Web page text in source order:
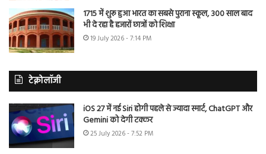
1715 में शुरू हुआ भारत का सबसे पुराना स्कूल, 300 साल बाद
भी दे रहा है हजारों छात्रों को शिक्षा
19 July 2026 - 7:14 PM
टेक्नोलॉजी
iOS 27 में नई Siri होगी पहले से ज्यादा स्मार्ट, ChatGPT और
Gemini को देगी टक्कर
25 July 2026 - 7:52 PM